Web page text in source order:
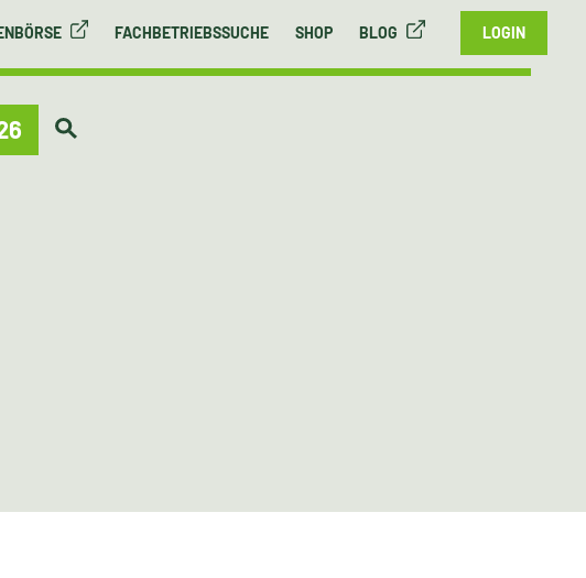
FACHBETRIEBSSUCHE SHOP BLOG LOGIN